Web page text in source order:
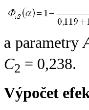
a parametry
C2 = 0,238.
Výpočet